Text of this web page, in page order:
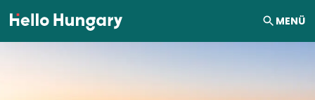
Ugrás a tartalomhoz MENÜ